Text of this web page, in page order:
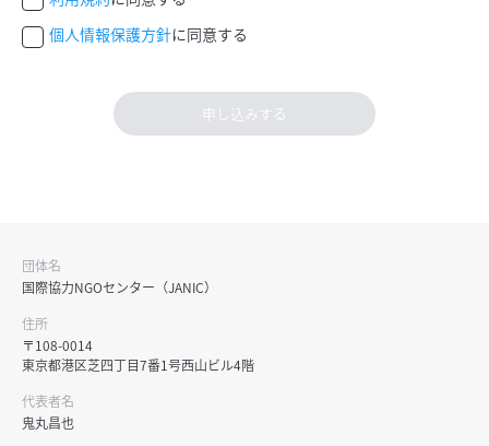
個人情報保護方針に同意する
申し込みする
団体名
国際協力NGOセンター（JANIC）
住所
〒108-0014
東京都港区芝四丁目7番1号西山ビル4階
代表者名
鬼丸昌也